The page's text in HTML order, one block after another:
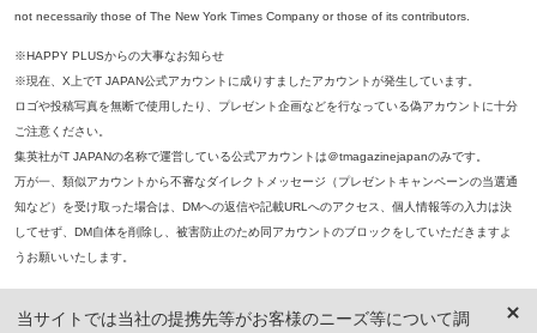
not necessarily those of The New York Times Company or those of its contributors.
※HAPPY PLUSからの大事なお知らせ
※現在、X上でT JAPAN公式アカウントに成りすましたアカウントが発生しています。
ロゴや投稿写真を無断で使用したり、プレゼント企画などを行なっている偽アカウントに十分
ご注意ください。
集英社がT JAPANの名称で運営している公式アカウントは＠tmagazinejapanのみです。
万が一、類似アカウントから不審なダイレクトメッセージ（プレゼントキャンペーンの当選通
知など）を受け取った場合は、DMへの返信や記載URLへのアクセス、個人情報等の入力は決
してせず、DM自体を削除し、被害防止のため同アカウントのブロックをしていただきますよ
うお願いいたします。
※ 掲載商品の価格は、特に記載がないかぎり、「税込価格」で表示しています。ただし、2021年3月18日以前に公開し
当サイトでは当社の提携先等がお客様のニーズ等について調